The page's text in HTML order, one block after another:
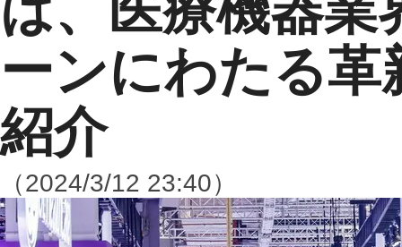
ーンにわたる
紹介
（2024/3/12 23:40）